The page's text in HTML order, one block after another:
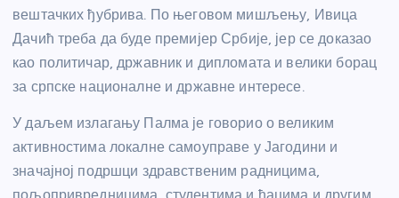
вештачких ђубрива. По његовом мишљењу, Ивица
Дачић треба да буде премијер Србије, јер се доказао
као политичар, државник и дипломата и велики борац
за српске националне и државне интересе.
У даљем излагању Палма је говорио о великим
активностима локалне самоуправе у Јагодини и
значајној подршци здравственим радницима,